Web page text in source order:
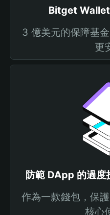
Bitget Wallet
3 億美元的保障基
更
防範 DApp 的過度
作為一款錢包，保
核心